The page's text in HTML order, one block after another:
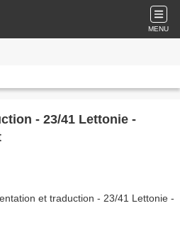
MENU
- 23/41 Lettonie -